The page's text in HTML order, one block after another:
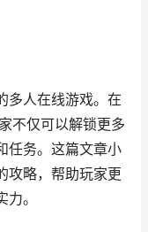
多人在线游戏。在
不仅可以解锁更多
任务。这篇文章小
攻略，帮助玩家更
。